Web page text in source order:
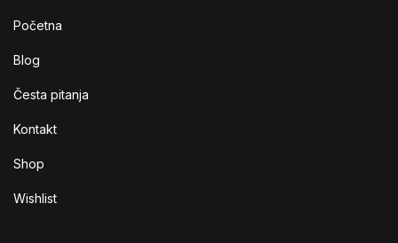
Početna
Blog
Česta pitanja
Kontakt
Shop
Wishlist